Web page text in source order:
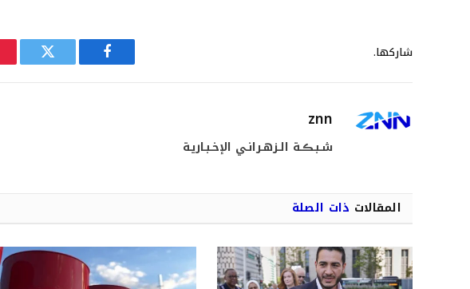
شاركها.
فيسبوك تويتر
znn
شـبـڪـة الـزهـرانـي الإخـبـاريـة
المقالات ذات الصلة